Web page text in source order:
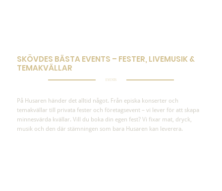
SKÖVDES BÄSTA EVENTS – FESTER, LIVEMUSIK &
TEMAKVÄLLAR
EVENTS
På Husaren händer det alltid något. Från episka konserter och
temakvällar till privata fester och företagsevent – vi lever för att skapa
minnesvärda kvällar. Vill du boka din egen fest? Vi fixar mat, dryck,
musik och den där stämningen som bara Husaren kan leverera.